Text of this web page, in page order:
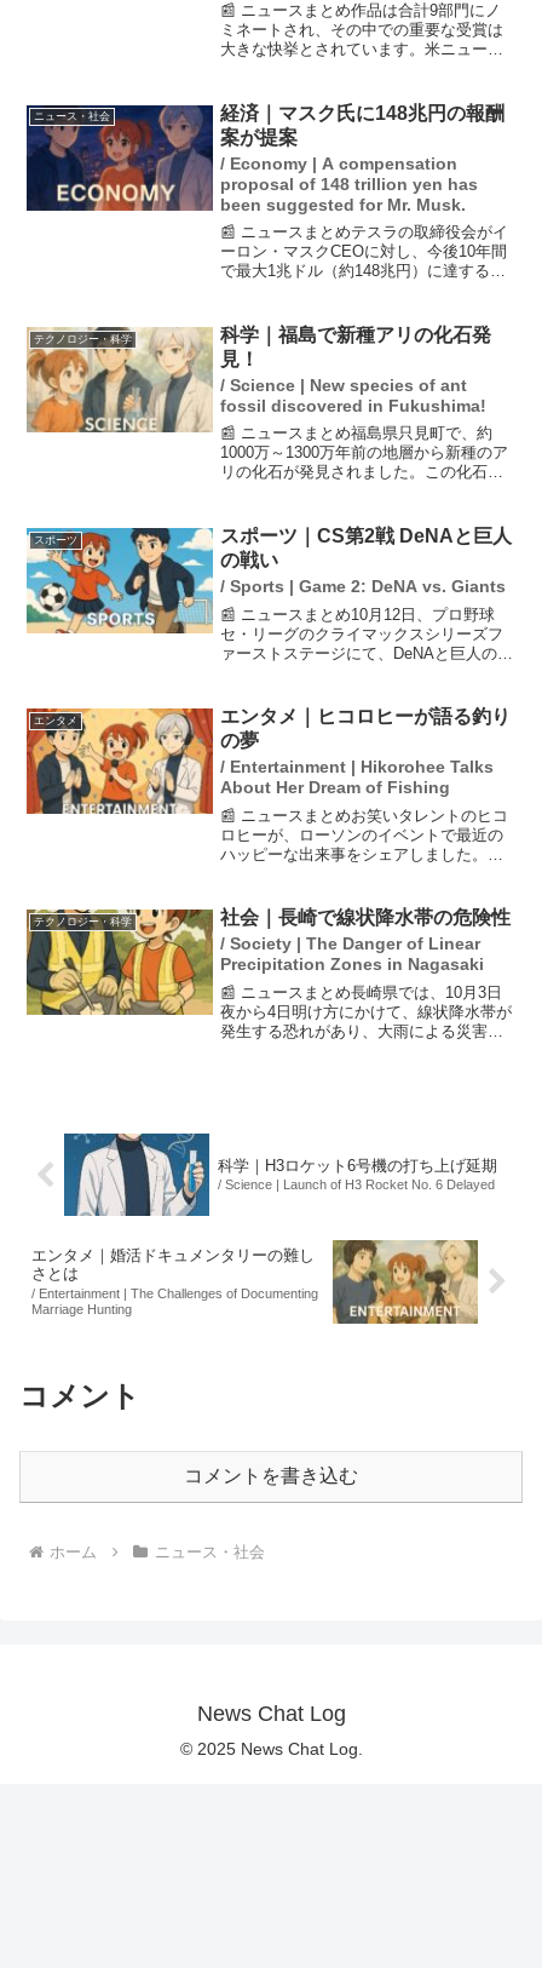
📰 ニュースまとめ作品は合計9部門にノ
ミネートされ、その中での重要な受賞は
大きな快挙とされています。米ニューヨ
が代表を務める「CHIMNEY TOWN」が
共同プロデュー...
ニュース・社会
経済｜マスク氏に148兆円の報酬
案が提案
/ Economy | A compensation
proposal of 148 trillion yen has
been suggested for Mr. Musk.
📰 ニュースまとめテスラの取締役会がイ
ーロン・マスクCEOに対し、今後10年間
で最大1兆ドル（約148兆円）に達する可
場合に付与されるもので、テスラの時価
総額が現在の約...
テクノロジー・科学
科学｜福島で新種アリの化石発
見！
/ Science | New species of ant
fossil discovered in Fukushima!
📰 ニュースまとめ福島県只見町で、約
1000万～1300万年前の地層から新種のア
リの化石が発見されました。この化石は
ることが確認されました。この発見は、
地域の古代生...
スポーツ
スポーツ｜CS第2戦 DeNAと巨人
の戦い
/ Sports | Game 2: DeNA vs. Giants
📰 ニュースまとめ10月12日、プロ野球
セ・リーグのクライマックスシリーズフ
ァーストステージにて、DeNAと巨人の対
でも多くの応援メッセージが寄せられて
います。特に、...
エンタメ
エンタメ｜ヒコロヒーが語る釣り
の夢
/ Entertainment | Hikorohee Talks
About Her Dream of Fishing
📰 ニュースまとめお笑いタレントのヒコ
ロヒーが、ローソンのイベントで最近の
ハッピーな出来事をシェアしました。特
を示しました。また、ヒコロヒーは「ベ
トナムでバラマンディ...
テクノロジー・科学 社会｜長崎で線状降水帯の危険性
/ Society | The Danger of Linear
Precipitation Zones in Nagasaki
📰 ニュースまとめ長崎県では、10月3日
夜から4日明け方にかけて、線状降水帯が
発生する恐れがあり、大雨による災害の
科学｜H3ロケット6号機の打ち上げ延期
/ Science | Launch of H3 Rocket No. 6 Delayed
エンタメ｜婚活ドキュメンタリーの難し
さとは
/ Entertainment | The Challenges of Documenting
Marriage Hunting
コメント
コメントを書き込む
ホーム ニュース・社会
News Chat Log
© 2025 News Chat Log.